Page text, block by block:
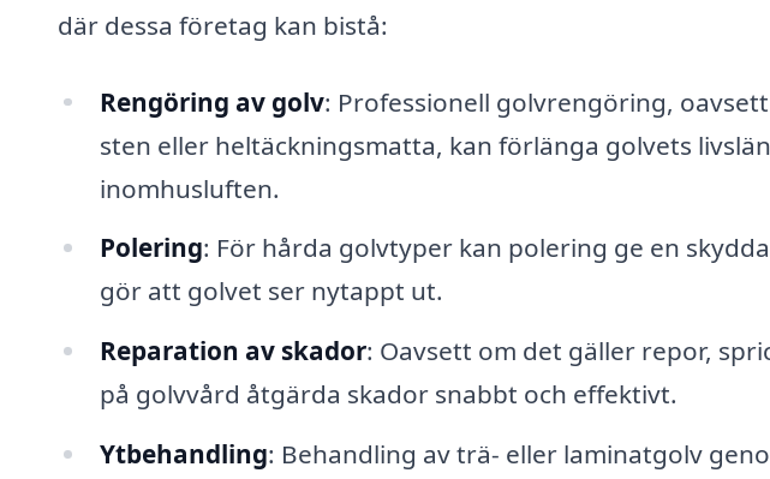
där dessa företag kan bistå:
Rengöring av golv: Professionell golvrengöring,
sten eller heltäckningsmatta, kan förlänga golvets
inomhusluften.
Polering: För hårda golvtyper kan polering ge en
gör att golvet ser nytappt ut.
Reparation av skador: Oavsett om det gäller repor,
på golvvård åtgärda skador snabbt och effektivt.
Ytbehandling: Behandling av trä- eller laminatgolv